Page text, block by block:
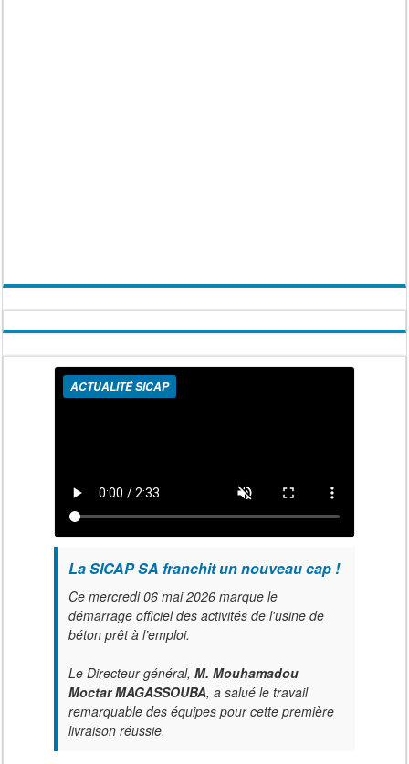
ACTUALITÉ SICAP
La SICAP SA franchit un nouveau cap !
Ce mercredi 06 mai 2026 marque le
démarrage officiel des activités de l'usine de
béton prêt à l’emploi.
Le Directeur général, M. Mouhamadou
Moctar MAGASSOUBA, a salué le travail
remarquable des équipes pour cette première
livraison réussie.